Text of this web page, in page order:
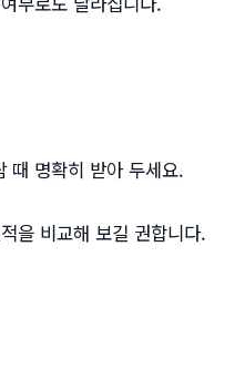
때 명확히 받아 두세요.
을 비교해 보길 권합니다.